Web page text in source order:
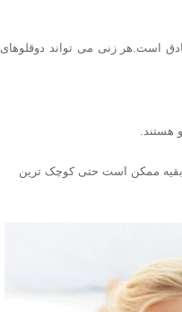
است.هر زنی می تواند دوقلوهای
بقیه ممکن است حتی کوچک ترین